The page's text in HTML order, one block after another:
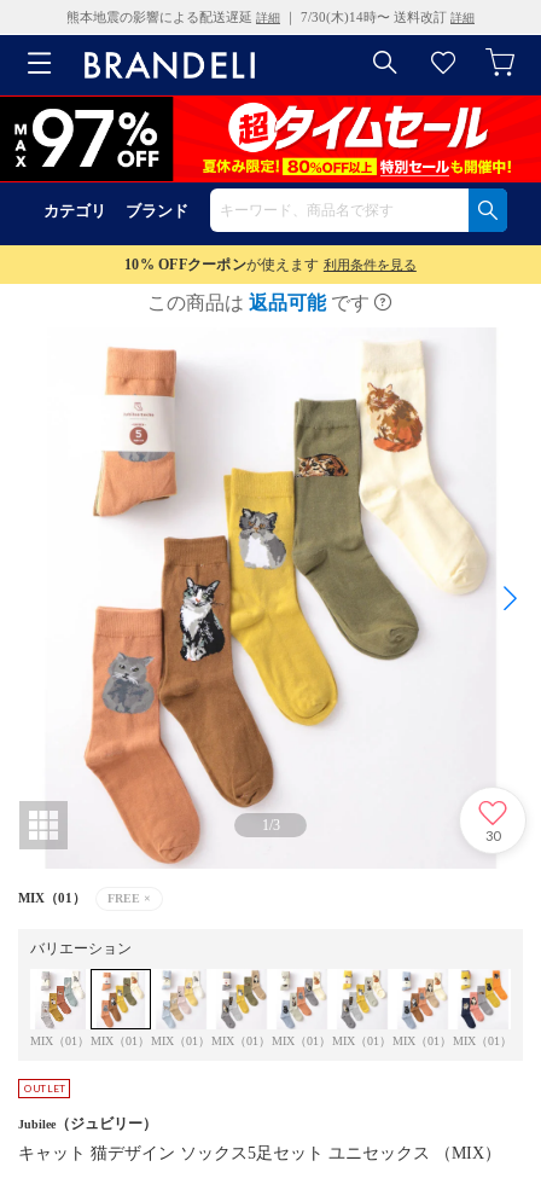
熊本地震の影響による配送遅延 詳細 ｜ 7/30(木)14時〜 送料改訂 詳細
カテゴリ ブランド
10% OFFクーポンが使えます 利用条件を見る
この商品は 返品可能 です
1/3
30
MIX（01） FREE ×
バリエーション
MIX（01） MIX（01） MIX（01） MIX（01） MIX（01） MIX（01） MIX（01） MIX（01）
Jubilee （ジュビリー）
キャット 猫デザイン ソックス5足セット ユニセックス （MIX）